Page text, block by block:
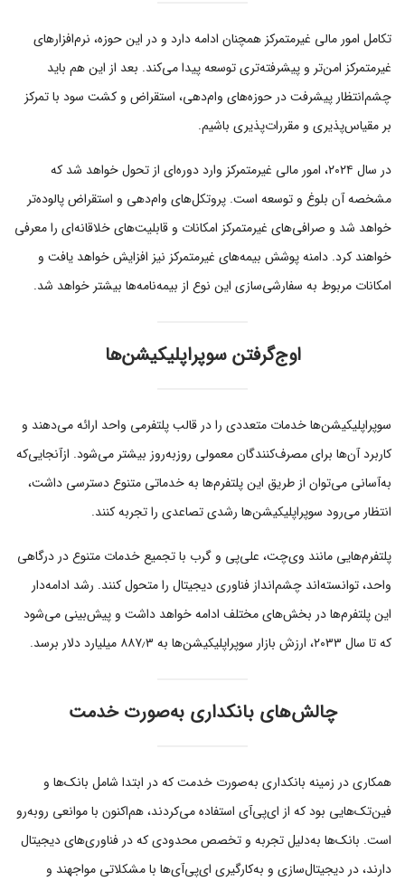
تکامل امور مالی غیرمتمرکز همچنان ادامه دارد و در این حوزه، نرم‌افزارهای
غیرمتمرکز امن‌تر و پیشرفته‌تری توسعه پیدا می‌کند. بعد از این هم باید
چشم‌انتظار پیشرفت در حوزه‌های وام‌دهی، استقراض و کشت سود با تمرکز
بر مقیاس‌پذیری و مقررات‌پذیری باشیم.
در سال ۲۰۲۴، امور مالی غیرمتمرکز وارد دوره‌ای از تحول خواهد شد که
مشخصه آن بلوغ و توسعه است. پروتکل‌های وام‌دهی و استقراض پالوده‌تر
خواهد شد و صرافی‌های غیرمتمرکز امکانات و قابلیت‌های خلاقانه‌ای را معرفی
خواهند کرد. دامنه پوشش بیمه‌های غیرمتمرکز نیز افزایش خواهد یافت و
امکانات مربوط به سفارشی‌سازی این نوع از بیمه‌نامه‌ها بیشتر خواهد شد.
اوج‌گرفتن سوپراپلیکیشن‌ها
سوپراپلیکیشن‌ها خدمات متعددی را در قالب پلتفرمی واحد ارائه می‌دهند و
کاربرد آن‌ها برای مصرف‌کنندگان معمولی روزبه‌روز بیشتر می‌شود. ازآنجایی‌که
به‌آسانی می‌توان از طریق این پلتفرم‌ها به خدماتی متنوع دسترسی داشت،
انتظار می‌رود سوپراپلیکیشن‌ها رشدی تصاعدی را تجربه کنند.
پلتفرم‌هایی مانند وی‌چت، علی‌پی و گرب با تجمیع خدمات متنوع در درگاهی
واحد، توانسته‌اند چشم‌انداز فناوری دیجیتال را متحول کنند. رشد ادامه‌دار
این پلتفرم‌ها در بخش‌های مختلف ادامه خواهد داشت و پیش‌بینی می‌شود
که تا سال ۲۰۳۳، ارزش بازار سوپراپلیکیشن‌ها به ۸۸۷٫۳ میلیارد دلار برسد.
چالش‌های بانکداری به‌صورت خدمت
همکاری در زمینه بانکداری به‌صورت خدمت که در ابتدا شامل بانک‌ها و
فین‌تک‌هایی بود که از ای‌پی‌آی استفاده می‌کردند، هم‌اکنون با موانعی روبه‌رو
است. بانک‌ها به‌دلیل تجربه و تخصص محدودی که در فناوری‌های دیجیتال
دارند، در دیجیتال‌سازی و به‌کارگیری ای‌پی‌آی‌ها با مشکلاتی مواجهند و